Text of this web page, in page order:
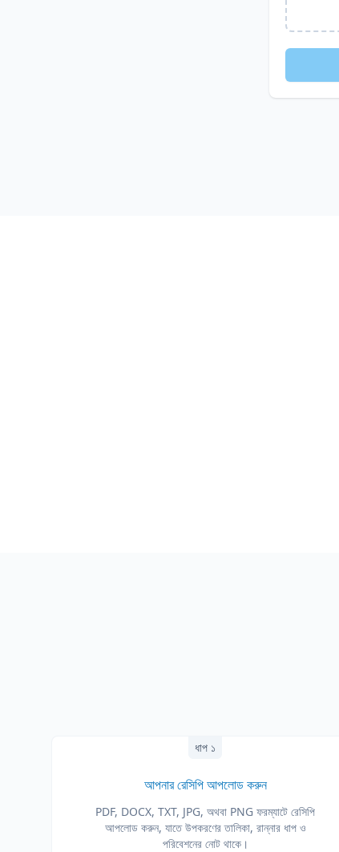
ধাপ ১
আপনার রেসিপি আপলোড করুন
PDF, DOCX, TXT, JPG, অথবা PNG ফরম্যাটে রেসিপি
আপলোড করুন, যাতে উপকরণের তালিকা, রান্নার ধাপ ও
পরিবেশনের নোট থাকে।